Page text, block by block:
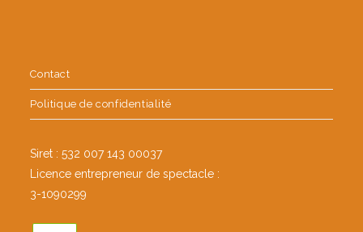
Contact
Politique de confidentialité
Siret : 532 007 143 00037
Licence entrepreneur de spectacle :
3-1090299